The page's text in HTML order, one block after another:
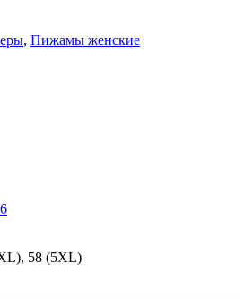
, Пижамы женские
58 (5XL)